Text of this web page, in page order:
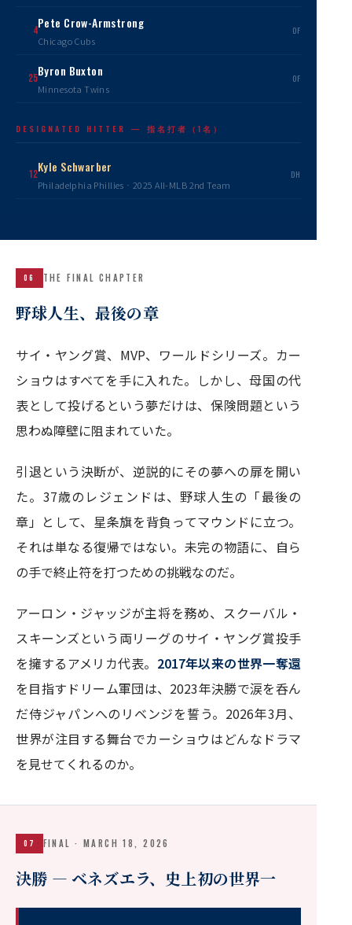
4Pete Crow-Armstrong
Chicago Cubs
OF
25Byron Buxton
Minnesota Twins
OF
DESIGNATED HITTER — 指名打者（1名）
12Kyle Schwarber
Philadelphia Phillies · 2025 All-MLB 2nd Team
DH
06 THE FINAL CHAPTER
野球人生、最後の章
サイ・ヤング賞、MVP、ワールドシリーズ。カー
ショウはすべてを手に入れた。しかし、母国の代
表として投げるという夢だけは、保険問題という
思わぬ障壁に阻まれていた。
引退という決断が、逆説的にその夢への扉を開い
た。37歳のレジェンドは、野球人生の「最後の
章」として、星条旗を背負ってマウンドに立つ。
それは単なる復帰ではない。未完の物語に、自ら
の手で終止符を打つための挑戦なのだ。
アーロン・ジャッジが主将を務め、スクーバル・
スキーンズという両リーグのサイ・ヤング賞投手
を擁するアメリカ代表。 2017年以来の世界一奪還
を目指すドリーム軍団は、2023年決勝で涙を呑ん
だ侍ジャパンへのリベンジを誓う。2026年3月、
世界が注目する舞台でカーショウはどんなドラマ
を見せてくれるのか。
07 FINAL · MARCH 18, 2026
決勝 — ベネズエラ、史上初の世界一